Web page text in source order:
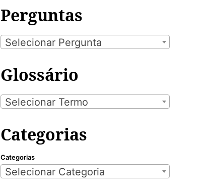
Perguntas
Selecionar Pergunta
Glossário
Selecionar Termo
Categorias
Categorias
Selecionar Categoria